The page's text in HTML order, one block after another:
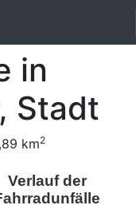
in
Stadt
km2
Verlauf der